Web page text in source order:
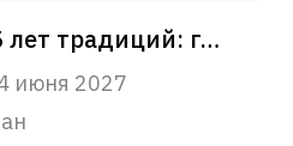
Абонемент №1 «35 лет традиций: главные события сезона»
июня 2027